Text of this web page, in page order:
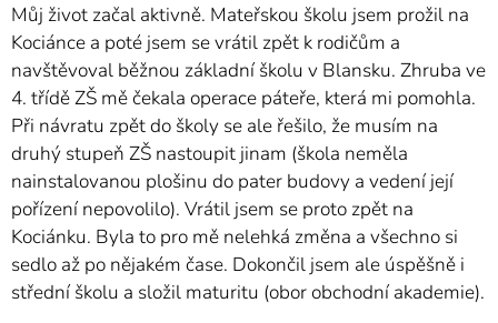
Můj život začal aktivně. Mateřskou školu jsem prožil na
Kociánce a poté jsem se vrátil zpět k rodičům a
navštěvoval běžnou základní školu v Blansku. Zhruba ve
4. třídě ZŠ mě čekala operace páteře, která mi pomohla.
Při návratu zpět do školy se ale řešilo, že musím na
druhý stupeň ZŠ nastoupit jinam (škola neměla
nainstalovanou plošinu do pater budovy a vedení její
pořízení nepovolilo). Vrátil jsem se proto zpět na
Kociánku. Byla to pro mě nelehká změna a všechno si
sedlo až po nějakém čase. Dokončil jsem ale úspěšně i
střední školu a složil maturitu (obor obchodní akademie).